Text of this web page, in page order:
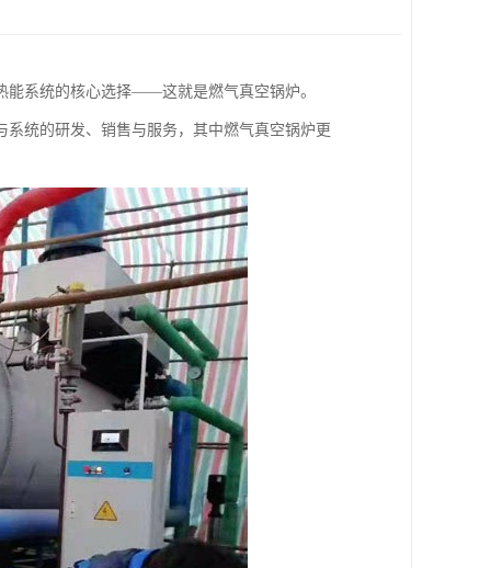
能系统的核心选择——这就是燃气真空锅炉。
统的研发、销售与服务，其中燃气真空锅炉更